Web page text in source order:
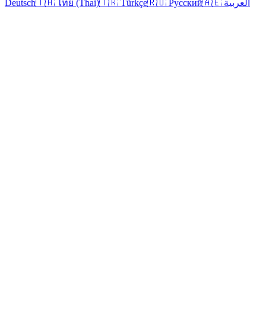
Deutsch🇹🇭 ไทย (Thai)🇹🇷 Türkçe🇷🇺 Русский 🇦🇪 العربية